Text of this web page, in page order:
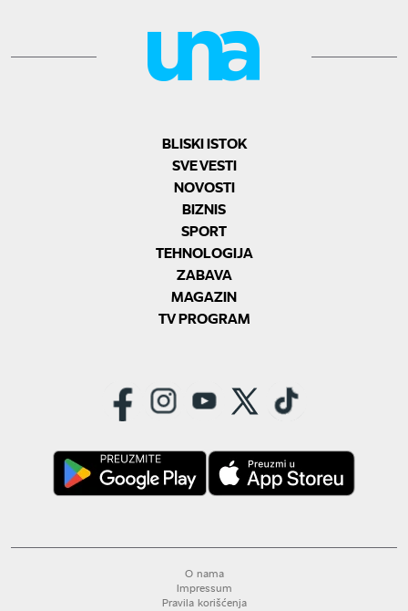
BLISKI ISTOK
SVE VESTI
NOVOSTI
BIZNIS
SPORT
TEHNOLOGIJA
ZABAVA
MAGAZIN
TV PROGRAM
O nama
Impressum
Pravila korišćenja